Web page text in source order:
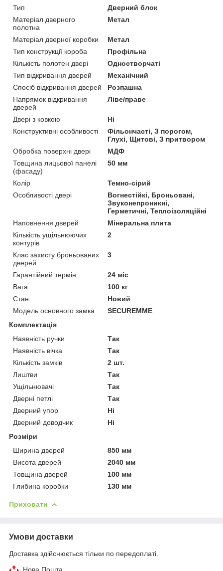
Тип
Дверний блок
Матеріал дверного
полотна
Метал
Матеріал дверної коробки
Метал
Тип конструкції короба
Профільна
Кількість полотен двері
Одностворчаті
Тип відкривання дверей
Механічний
Спосіб відкривання дверей
Розпашна
Напрямок відкривання
дверей
Ліве/праве
Двері з ковкою
Ні
Конструктивні особливості
Фільончасті, З порогом,
Глухі, Щитові, З притвором
Обробка поверхні двері
МДФ
Товщина лицьової панелі
(фасаду)
50 мм
Колір
Темно-сірий
Особливості двері
Вогнестійкі, Броньовані,
Звуконепроникні,
Герметичні, Теплоізоляційні
Наповнення дверей
Мінеральна плита
Кількість ущільнюючих
контурів
2
Клас захисту броньованих
дверей
3
Гарантійний термін
24 міс
Вага
100 кг
Стан
Новий
Модель основного замка
SECUREMME
Комплектація
Наявність ручки
Так
Наявність вічка
Так
Кількість замків
2 шт.
Лиштви
Так
Ущільнювачі
Так
Дверні петлі
Так
Дверний упор
Ні
Дверний доводчик
Ні
Розміри
Ширина дверей
850 мм
Висота дверей
2040 мм
Товщина дверей
100 мм
Глибина коробки
130 мм
Приховати
Умови доставки
Доставка здійснюється тільки по передоплаті.
Нова Пошта